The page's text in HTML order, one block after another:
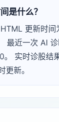
是什么？
更新时
最近一次 AI
实时诊股结
更新。